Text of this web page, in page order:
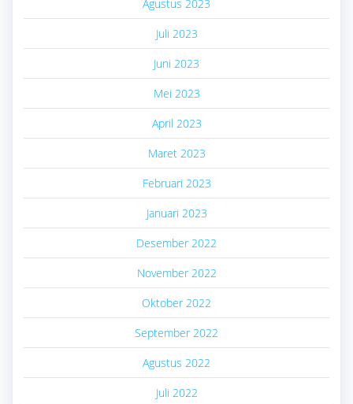
Agustus 2023
Juli 2023
Juni 2023
Mei 2023
April 2023
Maret 2023
Februari 2023
Januari 2023
Desember 2022
November 2022
Oktober 2022
September 2022
Agustus 2022
Juli 2022